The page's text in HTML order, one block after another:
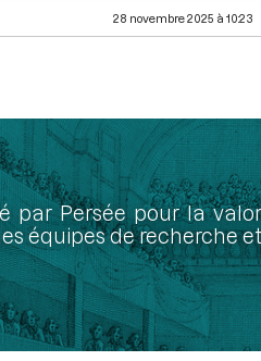
28 novembre 2025 à 10:23
par Persée pour la
équipes de recherche